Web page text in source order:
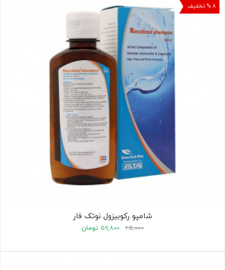
۸ % تخفیف
شامپو رکوبیزول نوتک فار
۶۵,۰۰۰ ۵۹,۸۰۰ تومان